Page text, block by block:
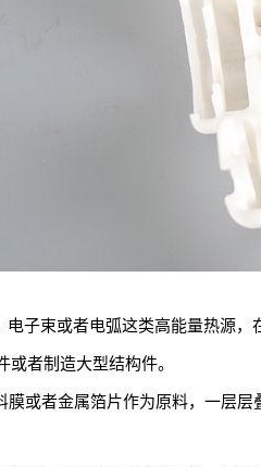
子束或者电弧这类高能量热源
者制造大型结构件。
或者金属箔片作为原料，一层